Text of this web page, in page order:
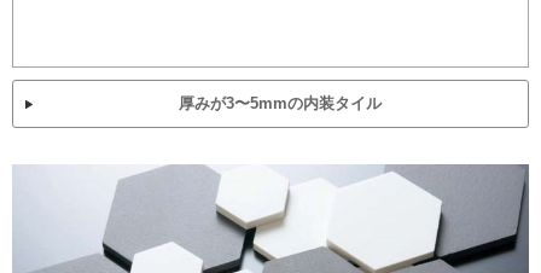
厚みが3〜5mmの内装タイル